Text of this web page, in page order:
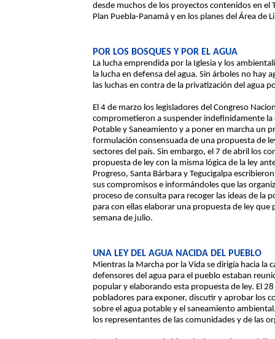
desde muchos de los proyectos contenidos en el
Plan Puebla-Panamá y en los planes del Área de
POR LOS BOSQUES Y POR EL AGUA
La lucha emprendida por la Iglesia y los
la lucha en defensa del agua. Sin árboles no hay
las luchas en contra de la privatización del agua
El 4 de marzo los legisladores del Congreso
comprometieron a suspender indefinidamente la
Potable y Saneamiento y a poner en marcha un
formulación consensuada de una propuesta de
sectores del país. Sin embargo, el 7 de abril los
propuesta de ley con la misma lógica de la ley
Progreso, Santa Bárbara y Tegucigalpa
sus compromisos e informándoles que las
proceso de consulta para recoger las ideas de la
para con ellas elaborar una propuesta de ley
semana de julio.
UNA LEY DEL AGUA NACIDA DEL PUEBLO
Mientras la Marcha por la Vida se dirigía hacia la
defensores del agua para el pueblo estaban
popular y elaborando esta propuesta de ley. El
pobladores para exponer, discutir y aprobar los
sobre el agua potable y el saneamiento
los representantes de las comunidades y de las